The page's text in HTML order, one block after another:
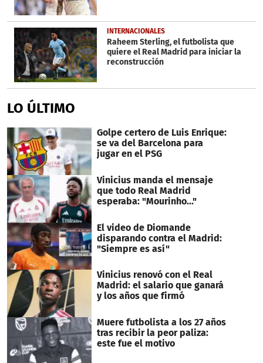
INTERNACIONALES
Raheem Sterling, el futbolista que
quiere el Real Madrid para iniciar la
reconstrucción
LO ÚLTIMO
Golpe certero de Luis Enrique:
se va del Barcelona para
jugar en el PSG
Vinicius manda el mensaje
que todo Real Madrid
esperaba: "Mourinho..."
El video de Diomande
disparando contra el Madrid:
"Siempre es así"
Vinicius renovó con el Real
Madrid: el salario que ganará
y los años que firmó
Muere futbolista a los 27 años
tras recibir la peor paliza:
este fue el motivo